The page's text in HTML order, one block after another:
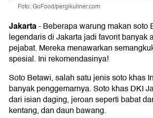
Foto: GoFood/pergikuliner.com
Jakarta-Beberapa warung makan soto
legendaris di Jakarta jadi favorit banyak
pejabat. Mereka menawarkan
spesial. Ini rekomendasinya!
Soto Betawi, salah satu jenis soto khas
banyak penggemarnya. Soto khas DKI
dari isian daging, jeroan seperti babat
kentang, dan daun bawang.